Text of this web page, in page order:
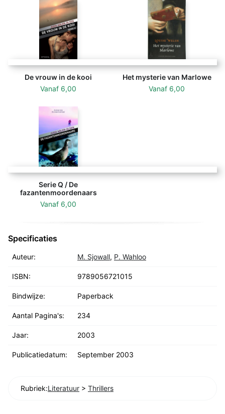
De vrouw in de kooi
Vanaf 6,00
Het mysterie van Marlowe
Vanaf 6,00
Serie Q / De
fazantenmoordenaars
Vanaf 6,00
Specificaties
Auteur: M. Sjowall, P. Wahloo
ISBN: 9789056721015
Bindwijze: Paperback
Aantal Pagina's: 234
Jaar: 2003
Publicatiedatum: September 2003
Rubriek:Literatuur > Thrillers